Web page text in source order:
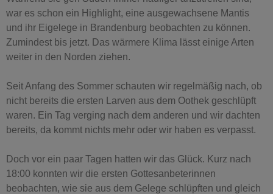
war es schon ein Highlight, eine ausgewachsene Mantis
und ihr Eigelege in Brandenburg beobachten zu können. ⁣
Zumindest bis jetzt. Das wärmere Klima lässt einige Arten
weiter in den Norden ziehen. ⁣
Seit Anfang des Sommer schauten wir regelmäßig nach, ob
nicht bereits die ersten Larven aus dem Oothek geschlüpft
waren. Ein Tag verging nach dem anderen und wir dachten
bereits, da kommt nichts mehr oder wir haben es verpasst. ⁣
Doch vor ein paar Tagen hatten wir das Glück. Kurz nach
18:00 konnten wir die ersten Gottesanbeterinnen
beobachten, wie sie aus dem Gelege schlüpften und gleich